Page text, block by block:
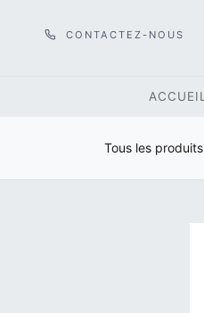
CONTACTEZ-NOUS
ACCUEIL
Tous les produits